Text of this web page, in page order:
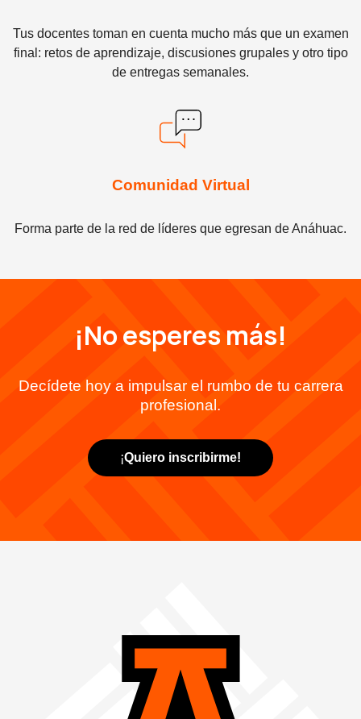
Tus docentes toman en cuenta mucho más que un examen
final: retos de aprendizaje, discusiones grupales y otro tipo
de entregas semanales.
Comunidad Virtual
Forma parte de la red de líderes que egresan de Anáhuac.
¡No esperes más!
Decídete hoy a impulsar el rumbo de tu carrera
profesional.
¡Quiero inscribirme!